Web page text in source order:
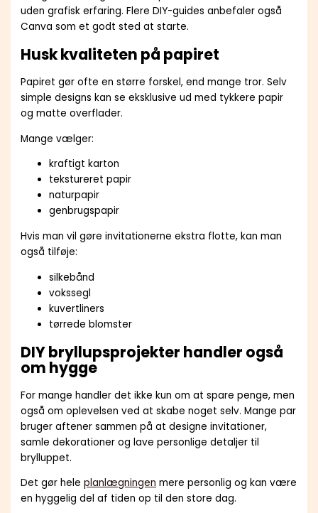
uden grafisk erfaring. Flere DIY-guides anbefaler også
Canva som et godt sted at starte.
Husk kvaliteten på papiret
Papiret gør ofte en større forskel, end mange tror. Selv
simple designs kan se eksklusive ud med tykkere papir
og matte overflader.
Mange vælger:
kraftigt karton
tekstureret papir
naturpapir
genbrugspapir
Hvis man vil gøre invitationerne ekstra flotte, kan man
også tilføje:
silkebånd
vokssegl
kuvertliners
tørrede blomster
DIY bryllupsprojekter handler også
om hygge
For mange handler det ikke kun om at spare penge, men
også om oplevelsen ved at skabe noget selv. Mange par
bruger aftener sammen på at designe invitationer,
samle dekorationer og lave personlige detaljer til
brylluppet.
Det gør heleplanlægningen mere personlig og kan være
en hyggelig del af tiden op til den store dag.